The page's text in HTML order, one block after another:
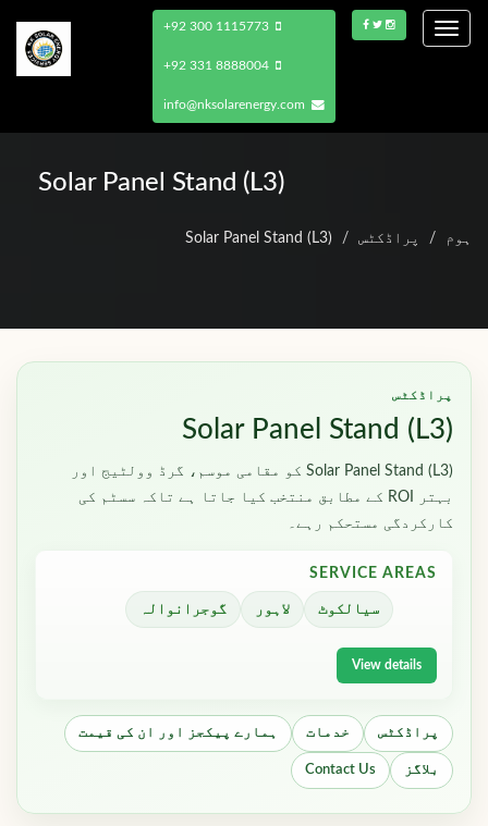
Toggle
+92 300 1115773
+92 331 8888004
Solar Panel Stand (L3)
ہوم پراڈکٹس Solar Panel Stand (L3)
پراڈکٹس
Solar Panel Stand (L3)
Solar Panel Stand (L3) کو مقامی موسم، گرڈ وولٹیج اور
بہتر ROI کے مطابق منتخب کیا جاتا ہے تاکہ سسٹم کی
کارکردگی مستحکم رہے۔
SERVICE AREAS
سیالکوٹ لاہور گوجرانوالہ
View details
پراڈکٹس خدمات ہمارے پیکجز اور ان کی قیمت
بلاگز Contact Us